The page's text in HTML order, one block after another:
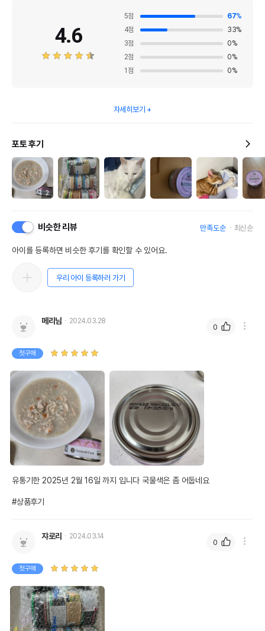
4.6
5점 67%
4점 33%
3점 0%
2점 0%
1 점 0%
자세히보기
포토 후기
2
비슷한 리뷰 만족도순 최신순
아이를 등록하면 비슷한 후기를 확인할 수 있어요.
우리 아이 등록하러 가기
메리님 2024.03.28
첫구매
유통기한 2025년 2월 16일 까지 입니다 국물색은 좀 어둡네요
#상품후기
0
쟈로리 2024.03.14
첫구매
0